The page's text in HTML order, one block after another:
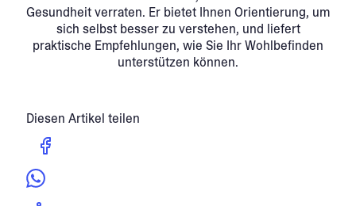
Gesundheit verraten. Er bietet Ihnen Orientierung, um
sich selbst besser zu verstehen, und liefert
praktische Empfehlungen, wie Sie Ihr Wohlbefinden
unterstützen können.
Diesen Artikel teilen